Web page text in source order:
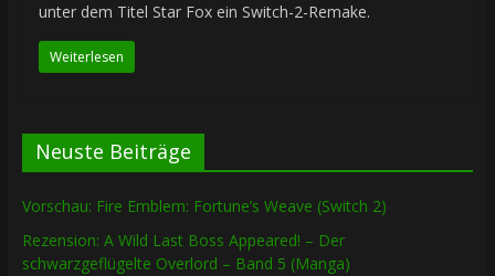
unter dem Titel Star Fox ein Switch-2-Remake.
Weiterlesen
Neuste Beiträge
Vorschau: Fire Emblem: Fortune’s Weave (Switch 2)
Rezension: A Wild Last Boss Appeared! – Der
schwarzgeflügelte Overlord – Band 5 (Manga)